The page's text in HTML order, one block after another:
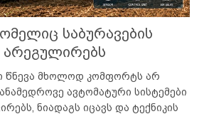
საბურავების
არეგულირებს
წნევა მხოლოდ კომფორტს არ
ავტომატური სისტემები
ნიადაგს იცავს და ტექნიკის